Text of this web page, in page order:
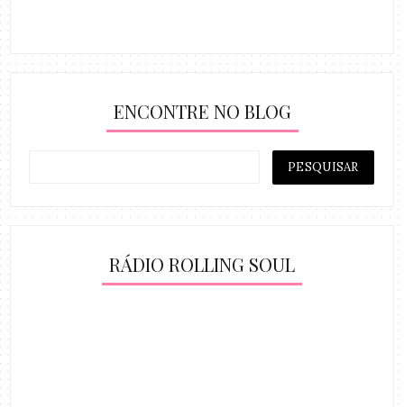
ENCONTRE NO BLOG
RÁDIO ROLLING SOUL